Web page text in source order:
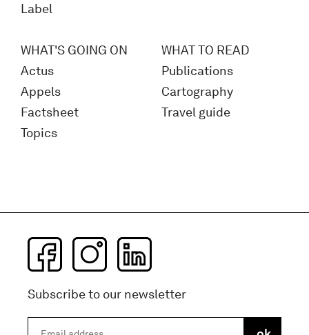
Label
WHAT'S GOING ON
Actus
Appels
Factsheet
Topics
WHAT TO READ
Publications
Cartography
Travel guide
Subscribe to our newsletter